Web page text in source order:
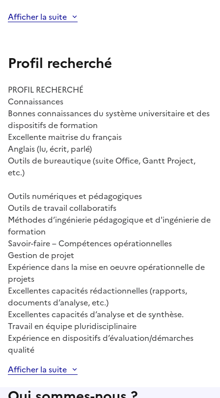
Afficher la suite
Profil recherché
PROFIL RECHERCHÉ
Connaissances
Bonnes connaissances du système universitaire et des
dispositifs de formation
Excellente maitrise du français
Anglais (lu, écrit, parlé)
Outils de bureautique (suite Office, Gantt Project,
etc.)
Outils numériques et pédagogiques
Outils de travail collaboratifs
Méthodes d’ingénierie pédagogique et d'ingénierie de
formation
Savoir-faire – Compétences opérationnelles
Gestion de projet
Expérience dans la mise en oeuvre opérationnelle de
projets
Excellentes capacités rédactionnelles (rapports,
documents d’analyse, etc.)
Excellentes capacités d’analyse et de synthèse.
Travail en équipe pluridisciplinaire
Expérience en dispositifs d’évaluation/démarches
qualité
Afficher la suite